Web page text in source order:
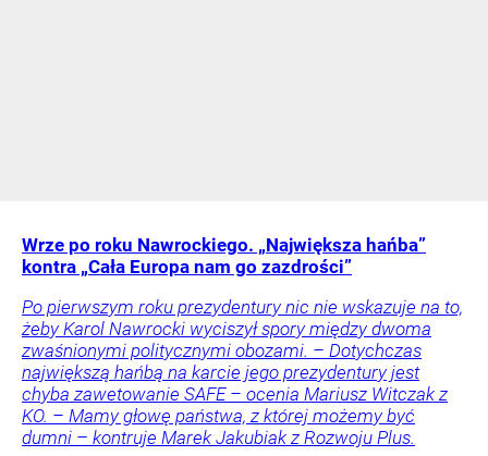
Wrze po roku Nawrockiego. „Największa hańba”
kontra „Cała Europa nam go zazdrości”
Po pierwszym roku prezydentury nic nie wskazuje na to,
żeby Karol Nawrocki wyciszył spory między dwoma
zwaśnionymi politycznymi obozami. – Dotychczas
największą hańbą na karcie jego prezydentury jest
chyba zawetowanie SAFE – ocenia Mariusz Witczak z
KO. – Mamy głowę państwa, z której możemy być
dumni – kontruje Marek Jakubiak z Rozwoju Plus.